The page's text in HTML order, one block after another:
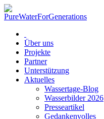
Über uns
Projekte
Partner
Unterstützung
Aktuelles
Wassertage-Blog
Wasserbilder 2026
Presseartikel
Gedankenvolles